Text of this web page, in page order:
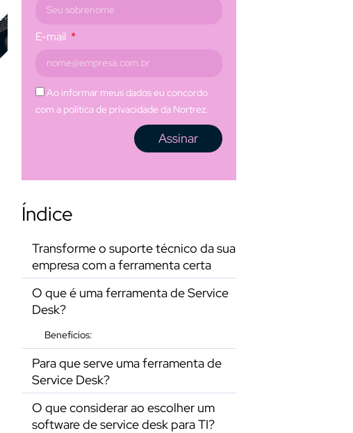
E-mail
Ao informar meus dados eu concordo
com a política de privacidade da Nortrez.
Assinar
Índice
Transforme o suporte técnico da sua
empresa com a ferramenta certa
O que é uma ferramenta de Service
Desk?
Benefícios:
Para que serve uma ferramenta de
Service Desk?
O que considerar ao escolher um
software de service desk para TI?